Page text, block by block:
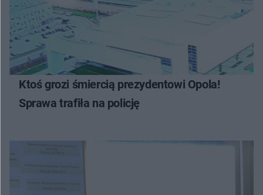
Ktoś grozi śmiercią prezydentowi Opola!
Sprawa trafiła na policję